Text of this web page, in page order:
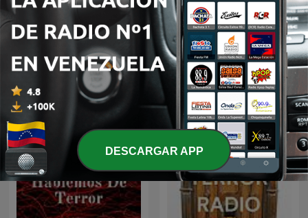
relatos eroticos by
fitventura 2
Hablemos de Terror
DESCARGAR APP